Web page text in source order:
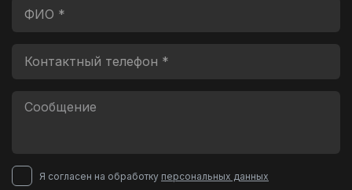
Я согласен на обработку персональных данных